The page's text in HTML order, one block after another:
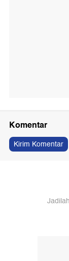
Komentar
Kirim Komentar